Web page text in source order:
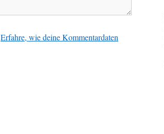
Erfahre, wie deine Kommentardaten